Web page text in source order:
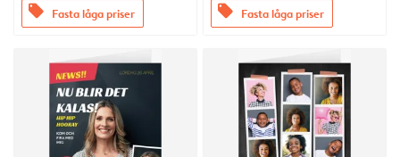
offers Fasta låga priser offers Fasta låga priser